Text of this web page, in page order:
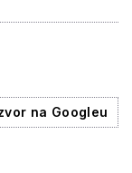
na Googleu